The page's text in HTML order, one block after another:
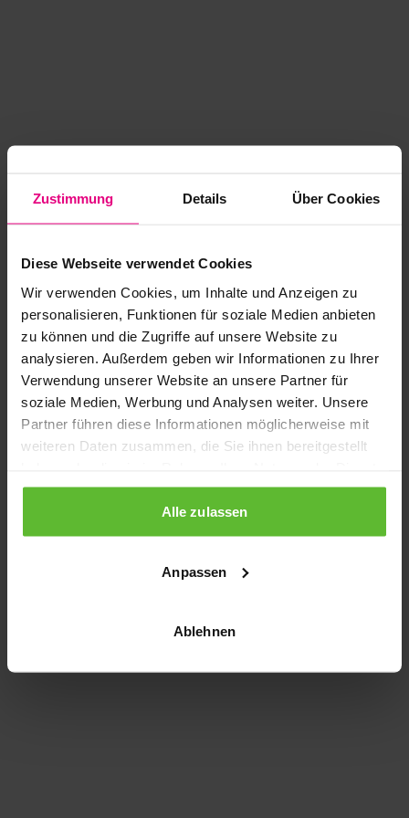
Zustimmung Details Über Cookies
Diese Webseite verwendet Cookies
Wir verwenden Cookies, um Inhalte und Anzeigen zu
personalisieren, Funktionen für soziale Medien anbieten
zu können und die Zugriffe auf unsere Website zu
analysieren. Außerdem geben wir Informationen zu Ihrer
Verwendung unserer Website an unsere Partner für
soziale Medien, Werbung und Analysen weiter. Unsere
Partner führen diese Informationen möglicherweise mit
weiteren Daten zusammen, die Sie ihnen bereitgestellt
gesammelt haben.
Alle zulassen
Anpassen
Ablehnen
Application error: a client-side exception has occurred
loading www.kurzwego.de (see the browser console for more
information).